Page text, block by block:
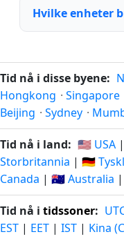
Hvilke enheter
Tid nå i disse byene:
Hongkong · Singapore
Beijing · Sydney ·
Tid nå i land: 🇺🇸 USA |
Storbritannia | 🇩🇪
Canada | 🇦🇺 Australia |
Tid nå i tidssoner:
EST | EET | IST | Kina